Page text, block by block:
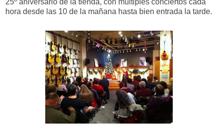
25º aniversario de la tienda, con múltiples conciertos cada
hora desde las 10 de la mañana hasta bien entrada la tarde.